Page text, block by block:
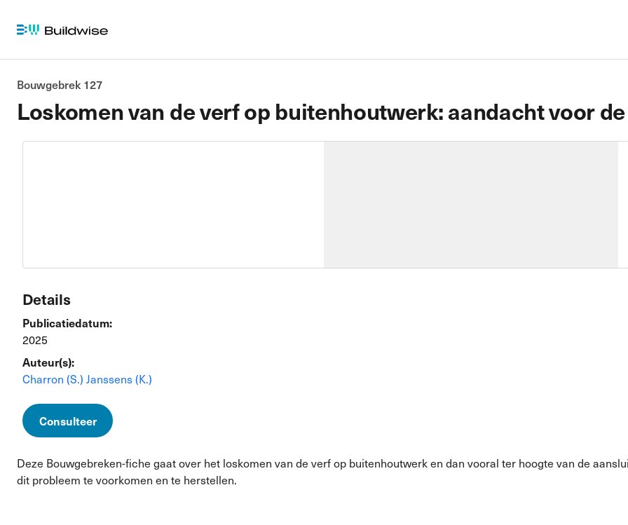
Loskomen van de verf op buitenhoutwerk: aandacht voor
Bouwgebrek 127
Details
Publicatiedatum:
2025
Auteur(s):
Charron (S.) Janssens (K.)
Consulteer
Deze Bouwgebreken-fiche gaat over het loskomen van de verf op buitenhoutwerk en dan vooral ter hoogte van de
dit probleem te voorkomen en te herstellen.